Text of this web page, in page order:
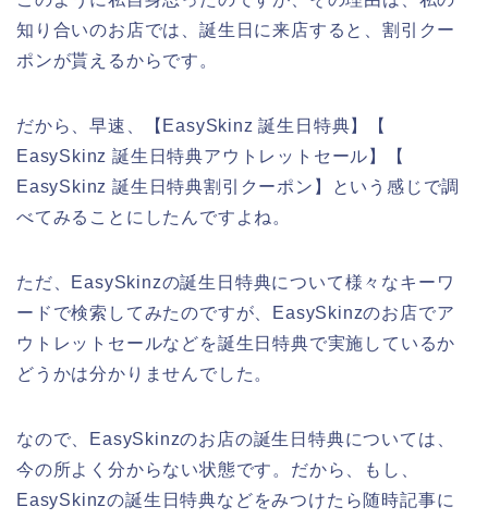
知り合いのお店では、誕生日に来店すると、割引クー
ポンが貰えるからです。
だから、早速、【EasySkinz 誕生日特典】【
EasySkinz 誕生日特典アウトレットセール】【
EasySkinz 誕生日特典割引クーポン】という感じで調
べてみることにしたんですよね。
ただ、EasySkinzの誕生日特典について様々なキーワ
ードで検索してみたのですが、EasySkinzのお店でア
ウトレットセールなどを誕生日特典で実施しているか
どうかは分かりませんでした。
なので、EasySkinzのお店の誕生日特典については、
今の所よく分からない状態です。だから、もし、
EasySkinzの誕生日特典などをみつけたら随時記事に